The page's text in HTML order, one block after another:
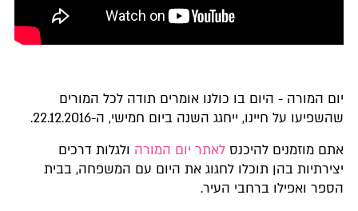
יום המורה - היום בו כולנו אומרים תודה לכל המורים
שהשפיעו על חיינו, ייחגג השנה ביום חמישי, ה-22.12.2016.
אתם מוזמנים להיכנס לאתר יום המורה ולגלות דרכים
יצירתיות בהן תוכלו לחגוג את היום עם המשפחה, בבית
הספר ואפילו ברחבי העיר.